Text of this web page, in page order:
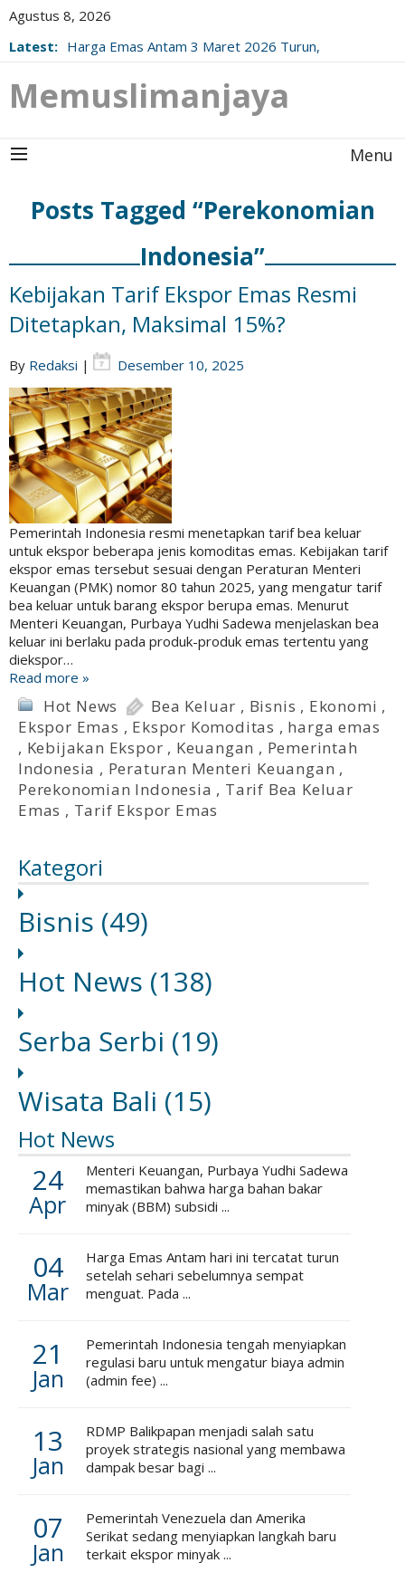
Agustus 8, 2026
Latest: Harga Emas Antam 3 Maret 2026 Turun,
Memuslimanjaya
Menu
Posts Tagged “Perekonomian
Indonesia”
Kebijakan Tarif Ekspor Emas Resmi
Ditetapkan, Maksimal 15%?
By Redaksi | Desember 10, 2025
Pemerintah Indonesia resmi menetapkan tarif bea keluar
untuk ekspor beberapa jenis komoditas emas. Kebijakan tarif
ekspor emas tersebut sesuai dengan Peraturan Menteri
Keuangan (PMK) nomor 80 tahun 2025, yang mengatur tarif
bea keluar untuk barang ekspor berupa emas. Menurut
Menteri Keuangan, Purbaya Yudhi Sadewa menjelaskan bea
keluar ini berlaku pada produk-produk emas tertentu yang
diekspor…
Read more »
Hot News Bea Keluar , Bisnis , Ekonomi ,
Ekspor Emas , Ekspor Komoditas , harga emas
, Kebijakan Ekspor , Keuangan , Pemerintah
Indonesia , Peraturan Menteri Keuangan ,
Perekonomian Indonesia , Tarif Bea Keluar
Emas , Tarif Ekspor Emas
Kategori
Bisnis (49)
Hot News (138)
Serba Serbi (19)
Wisata Bali (15)
Hot News
24
Apr
Menteri Keuangan, Purbaya Yudhi Sadewa
memastikan bahwa harga bahan bakar
minyak (BBM) subsidi ...
04
Mar
Harga Emas Antam hari ini tercatat turun
setelah sehari sebelumnya sempat
menguat. Pada ...
21
Jan
Pemerintah Indonesia tengah menyiapkan
regulasi baru untuk mengatur biaya admin
(admin fee) ...
13
Jan
RDMP Balikpapan menjadi salah satu
proyek strategis nasional yang membawa
dampak besar bagi ...
07
Jan
Pemerintah Venezuela dan Amerika
Serikat sedang menyiapkan langkah baru
terkait ekspor minyak ...